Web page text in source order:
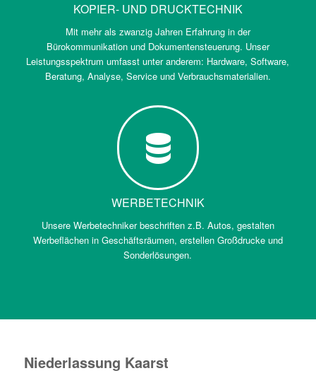
KOPIER- UND DRUCKTECHNIK
Mit mehr als zwanzig Jahren Erfahrung in der
Bürokommunikation und Dokumentensteuerung. Unser
Leistungsspektrum umfasst unter anderem: Hardware, Software,
Beratung, Analyse, Service und Verbrauchsmaterialien.
WERBETECHNIK
Unsere Werbetechniker beschriften z.B. Autos, gestalten
Werbeflächen in Geschäftsräumen, erstellen Großdrucke und
Sonderlösungen.
Niederlassung Kaarst